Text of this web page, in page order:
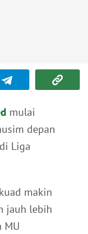
mulai
depan
Liga
makin
jauh lebih
MU